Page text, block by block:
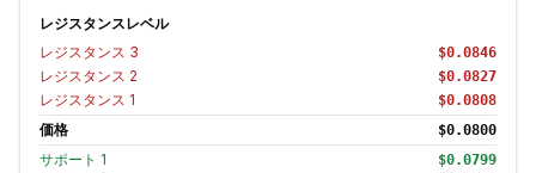
レジスタンスレベル
レジスタンス 3 $0.0846
レジスタンス 2 $0.0827
レジスタンス 1 $0.0808
価格 $0.0800
サポート 1 $0.0799